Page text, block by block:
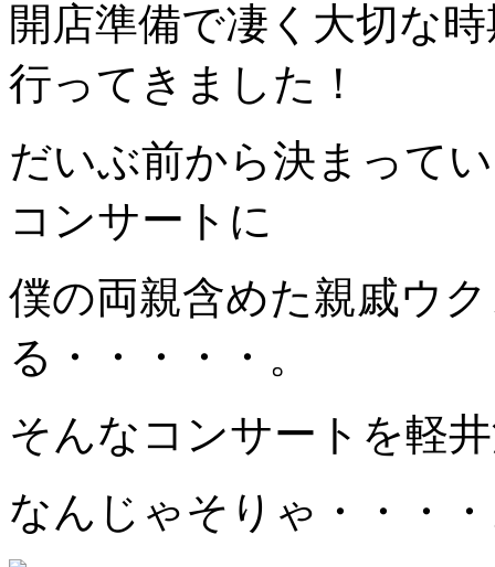
開店準備で凄く大切な
行ってきました！
だいぶ前から決まって
コンサートに
僕の両親含めた親戚ウ
る・・・・・。
そんなコンサートを軽
なんじゃそりゃ・・・